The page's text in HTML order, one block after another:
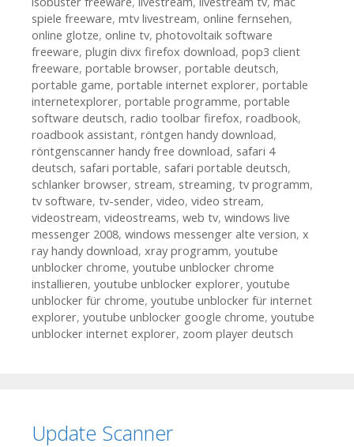
spiele freeware, mtv livestream, online fernsehen,
online glotze, online tv, photovoltaik software
freeware, plugin divx firefox download, pop3 client
freeware, portable browser, portable deutsch,
portable game, portable internet explorer, portable
internetexplorer, portable programme, portable
software deutsch, radio toolbar firefox, roadbook,
roadbook assistant, röntgen handy download,
röntgenscanner handy free download, safari 4
deutsch, safari portable, safari portable deutsch,
schlanker browser, stream, streaming, tv programm,
tv software, tv-sender, video, video stream,
videostream, videostreams, web tv, windows live
messenger 2008, windows messenger alte version, x
ray handy download, xray programm, youtube
unblocker chrome, youtube unblocker chrome
installieren, youtube unblocker explorer, youtube
unblocker für chrome, youtube unblocker für internet
explorer, youtube unblocker google chrome, youtube
unblocker internet explorer, zoom player deutsch
Update Scanner